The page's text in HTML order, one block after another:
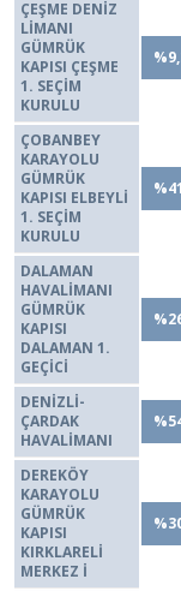
ÇEŞME DENİZ
LİMANI
GÜMRÜK
KAPISI ÇEŞME
1. SEÇİM
KURULU
ÇOBANBEY
KARAYOLU
GÜMRÜK
KAPISI ELBEYLİ
1. SEÇİM
KURULU
DALAMAN
HAVALİMANI
GÜMRÜK
KAPISI
DALAMAN 1.
GEÇİCİ
DENİZLİ-
ÇARDAK
HAVALİMANI
DEREKÖY
KARAYOLU
GÜMRÜK
KAPISI
KIRKLARELİ
MERKEZ İ